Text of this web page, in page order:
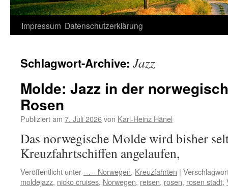
Zum
springen
Impressum Datenschutzerklärung
Schlagwort-Archive: Jazz
Molde: Jazz in der
Rosen
Publiziert am 7. Juli 2026von Karl-Heinz Hänel
Das norwegische Molde wird bisher
Kreuzfahrtschiffen angelaufen,
Veröffentlicht unter--.-- Norwegen, Kreuzfahrten |
moldejazz, nicko cruises, Norwegen, reisen, rosen, rosen stadt,